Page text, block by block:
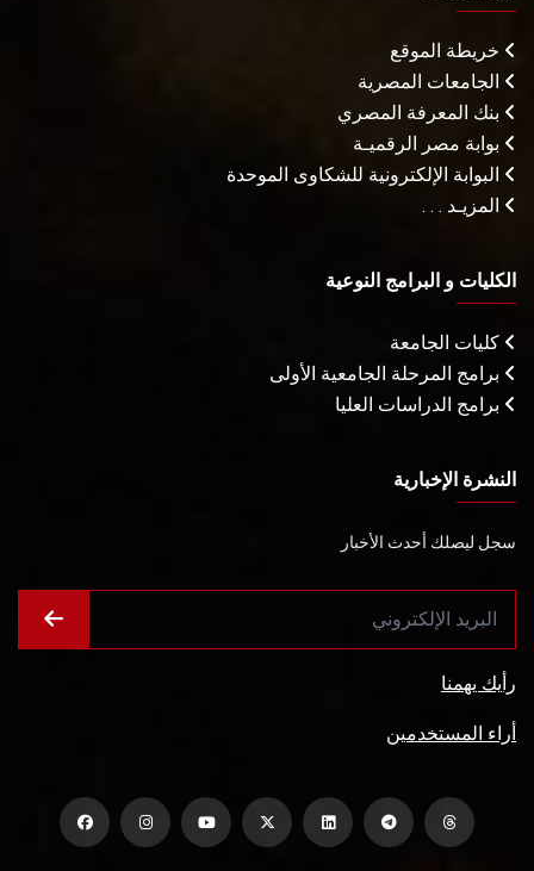
خريطة الموقع
الجامعات المصرية
بنك المعرفة المصري
بوابة مصر الرقميـة
البوابة الإلكترونية للشكاوى الموحدة
المزيـد . . .
الكليات و البرامج النوعية
كليات الجامعة
برامج المرحلة الجامعية الأولى
برامج الدراسات العليا
النشرة الإخبارية
سجل ليصلك أحدث الأخبار
رأيك يهمنا
أراء المستخدمين